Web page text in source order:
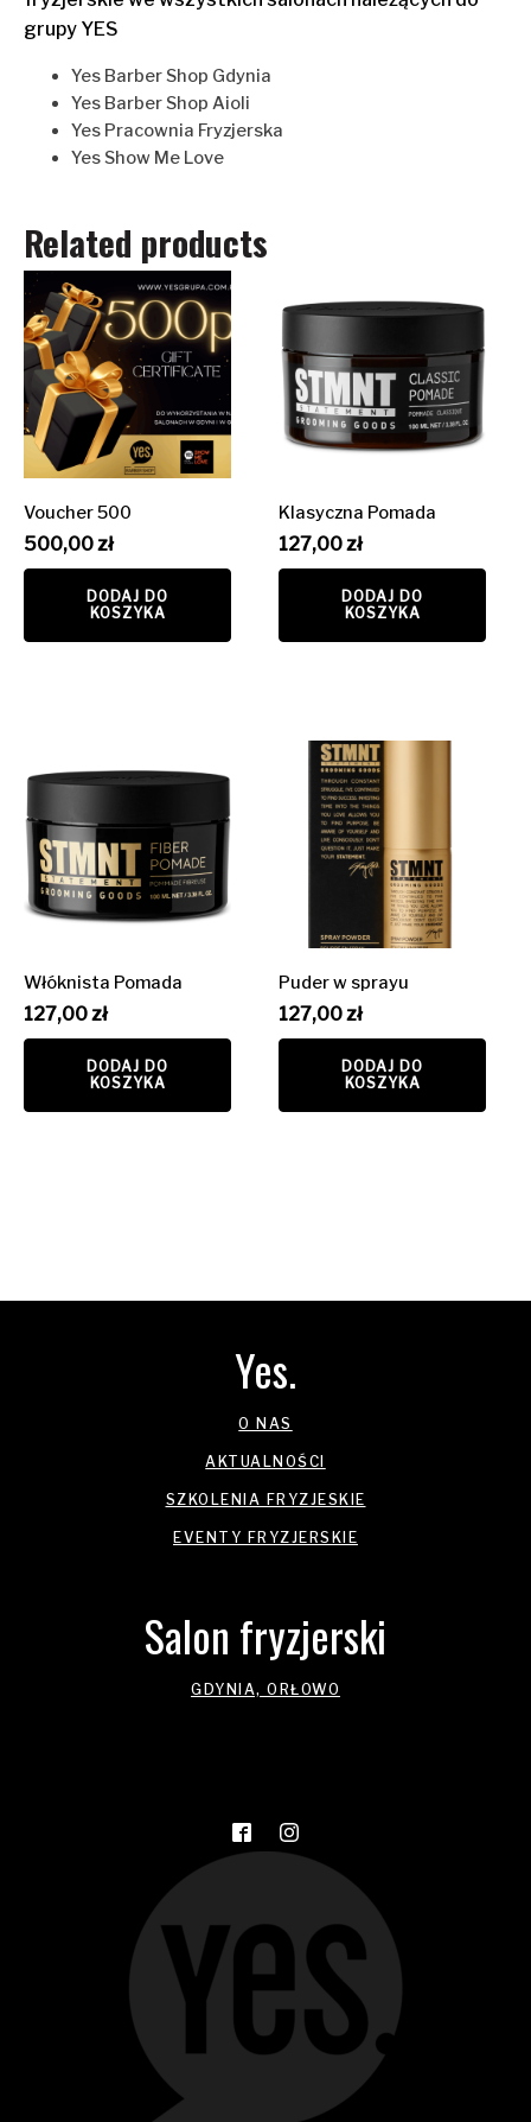
grupy YES
Yes Barber Shop Gdynia
Yes Barber Shop Aioli
Yes Pracownia Fryzjerska
Yes Show Me Love
Related products
Voucher 500
500,00zł
DODAJ DO
KOSZYKA
Klasyczna Pomada
127,00zł
DODAJ DO
KOSZYKA
Włóknista Pomada
127,00zł
DODAJ DO
KOSZYKA
Puder w sprayu
127,00zł
DODAJ DO
KOSZYKA
Yes.
O NAS
AKTUALNOŚCI
SZKOLENIA FRYZJESKIE
EVENTY FRYZJERSKIE
Salon fryzjerski
GDYNIA, ORŁOWO